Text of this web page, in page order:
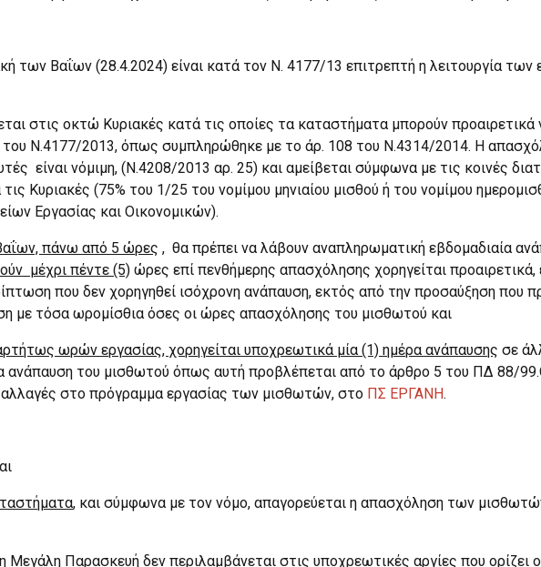
των Βαΐων (28.4.2024) είναι κατά τον Ν. 4177/13 επιτρεπτή η λειτουργία
στις οκτώ Κυριακές κατά τις οποίες τα καταστήματα μπορούν
Ν.4177/2013, όπως συμπληρώθηκε με το άρ. 108 του Ν.4314/2014. Η
είναι νόμιμη, (Ν.4208/2013 αρ. 25) και αμείβεται σύμφωνα με τις κοινές
Κυριακές (75% του 1/25 του νομίμου μηνιαίου μισθού ή του νομίμου
Εργασίας και Οικονομικών).
πάνω από 5 ώρες , θα πρέπει να λάβουν αναπληρωματική εβδομαδιαία
μέχρι πέντε (5) ώρες επί πενθήμερης απασχόλησης χορηγείται
που δεν χορηγηθεί ισόχρονη ανάπαυση, εκτός από την προσαύξηση που
με τόσα ωρομίσθια όσες οι ώρες απασχόλησης του μισθωτού και
ωρών εργασίας, χορηγείται υποχρεωτικά μία (1) ημέρα ανάπαυσης σε
ανάπαυση του μισθωτού όπως αυτή προβλέπεται από το άρθρο 5 του ΠΔ 88/
αλλαγές στο πρόγραμμα εργασίας των μισθωτών, στο ΠΣ ΕΡΓΑΝΗ.
, και σύμφωνα με τον νόμο, απαγορεύεται η απασχόληση των
Μεγάλη Παρασκευή δεν περιλαμβάνεται στις υποχρεωτικές αργίες που ορίζει